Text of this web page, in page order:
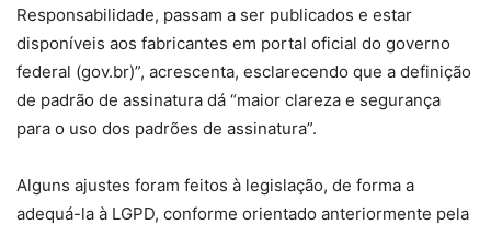
Responsabilidade, passam a ser publicados e estar
disponíveis aos fabricantes em portal oficial do governo
federal (gov.br)”, acrescenta, esclarecendo que a definição
de padrão de assinatura dá “maior clareza e segurança
para o uso dos padrões de assinatura”.
Alguns ajustes foram feitos à legislação, de forma a
adequá-la à LGPD, conforme orientado anteriormente pela